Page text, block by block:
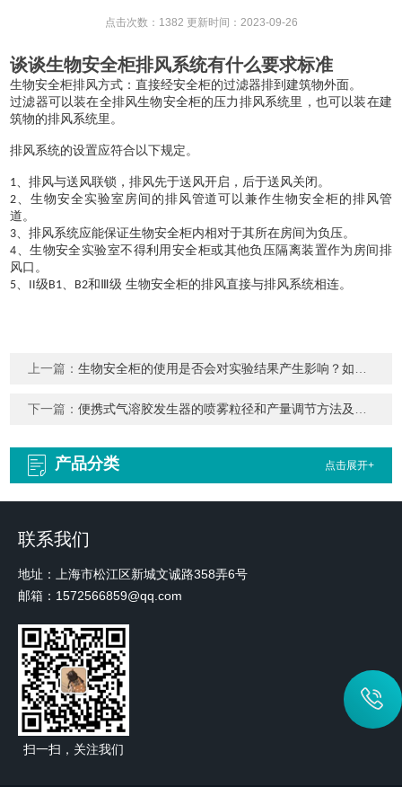
点击次数：1382 更新时间：2023-09-26
谈谈生物安全柜排风系统有什么要求标准
生物安全柜排风方式：直接经安全柜的过滤器排到建筑物外面。
过滤器可以装在全排风生物安全柜的压力排风系统里，也可以装在建
筑物的排风系统里。
排风系统的设置应符合以下规定。
1 、排风与送风联锁，排风先于送风开启，后于送风关闭。
2 、生物安全实验室房间的排风管道可以兼作生物安全柜的排风管
道。
3 、排风系统应能保证生物安全柜内相对于其所在房间为负压。
4 、生物安全实验室不得利用安全柜或其他负压隔离装置作为房间排
风口。
5
II级 B1 B2和Ⅲ级 生物安全柜的排风直接与排风系统相连。
上一篇：生物安全柜的使用是否会对实验结果产生影响？如何避免影响？
下一篇：便携式气溶胶发生器的喷雾粒径和产量调节方法及可调性分析
产品分类 点击展开+
联系我们
地址：上海市松江区新城文诚路358弄6号
邮箱：1572566859@qq.com
扫一扫，关注我们